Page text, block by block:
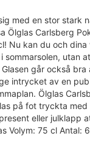
med en stor stark
Ölglas Carlsberg
Nu kan du och
sommarsolen, utan
går också
intrycket av en
Ölglas
på fot tryckta
eller julklapp
Volym: 75 cl Antal: